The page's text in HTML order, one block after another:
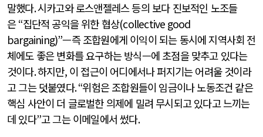
말했다.시카고와 로스앤젤레스 등의 보다 진보적인 노조들
은“집단적 공익을 위한 협상(collective good
bargaining)”—즉 조합원에게 이익이 되는 동시에 지역사회 전
체에도 좋은 변화를 요구하는 방식—에 초점을 맞추고 있다는
것이다.하지만, 이 접근이 어디에서나 퍼지기는 어려울 것이라
고 그는 덧붙였다. “위험은 조합원들이 임금이나 노동조건 같은
핵심 사안이 더 글로벌한 의제에 밀려 무시되고 있다고 느끼는
데 있다”고 그는 이메일에서 썼다.